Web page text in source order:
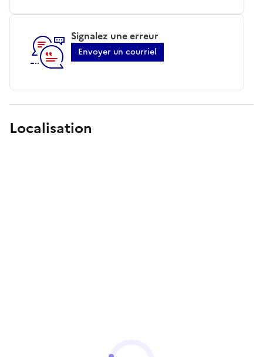
Signalez une erreur
Envoyer un courriel
Localisation